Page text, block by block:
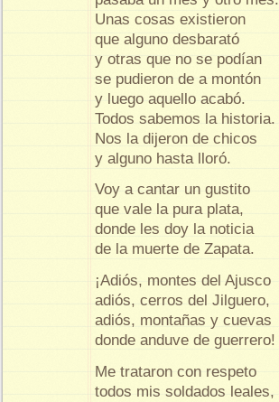
Unas cosas existieron
que alguno desbarató
y otras que no se podían
se pudieron de a montón
y luego aquello acabó.
Todos sabemos la historia.
Nos la dijeron de chicos
y alguno hasta lloró.
Voy a cantar un gustito
que vale la pura plata,
donde les doy la noticia
de la muerte de Zapata.
¡Adiós, montes del Ajusco
adiós, cerros del Jilguero,
adiós, montañas y cuevas
donde anduve de guerrero!
Me trataron con respeto
todos mis soldados leales,